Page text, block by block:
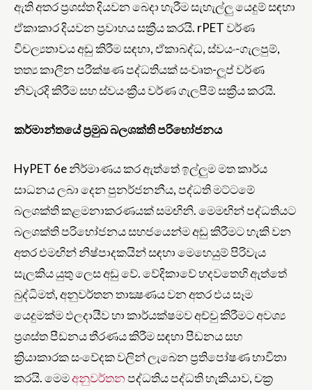
ඇති අතර ප්‍රශස්ත දියවන බෙදා හැරීම සැහැල්ලු යෙදුම් සඳහා
ඒකාකාර දියවන ප්‍රවාහය සක්‍රීය කරයි. rPET වර්ණ
විචල්‍යතාවය අඩු කිරීම සඳහා, ඒකාබද්ධ, ස්වයං-ගැලපුම්,
තත්‍ය කාලීන පරීක්ෂණ පද්ධතියක් සංවෘත-ලූප් වර්ණ
නිවැරදි කිරීම සහ ස්වයංක්‍රීය වර්ණ ගැලපීම් සක්‍රීය කරයි.
කර්මාන්තයේ ප්‍රමුඛ බලශක්ති පරිභෝජනය
HyPET 6e නිර්මාණය කර ඇත්තේ ඉල්ලුම මත කාර්ය
සාධනය ලබා දෙන පුනර්ජනනීය, පද්ධති මට්ටමේ
බලශක්ති කළමනාකරණයක් සමඟිනි. මෙමඟින් පද්ධතියට
බලශක්ති පරිභෝජනය සහජයෙන්ම අඩු කිරීමට හැකි වන
අතර එමඟින් නිෂ්පාදකයින් සඳහා මෙහෙයුම් පිරිවැය
සැලකිය යුතු ලෙස අඩු වේ. වේදිකාවේ හදවතෙහි ඇත්තේ
බුද්ධිමත්, අනුවර්තන තාක්‍ෂණය වන අතර එය සෑම
යෙදුමක්ම ඵලදායීව හා කාර්යක්ෂමව අච්චු කිරීමට අවශ්‍ය
ප්‍රශස්ත පීඩනය තීරණය කිරීම සඳහා පීඩනය සහ
ක්‍රියාකාරක සංවේදක වලින් ලැබෙන ප්‍රතිපෝෂණ භාවිතා
කරයි. මෙමඅනුවර්තනපද්ධතිය පද්ධති හැකියාව, චක්‍ර